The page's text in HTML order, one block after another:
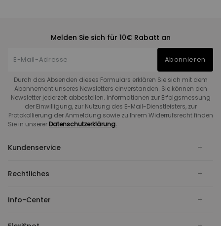
Melden Sie sich für 10€ Rabatt an
Abonnieren
Durch das Absenden dieses Formulars erklären Sie sich mit dem
Abonnement unseres Newsletters einverstanden. Sie können den
Newsletter jederzeit abbestellen. Informationen zur Erfolgsmessung
der Einwilligung, zur Nutzung des E-Mail-Dienstleisters, zur
Protokollierung der Anmeldung sowie zu Ihrem Widerrufsrecht finden
Sie in unserer Datenschutzerklärung.
Kundenservice
Rechtliches
Info-Center